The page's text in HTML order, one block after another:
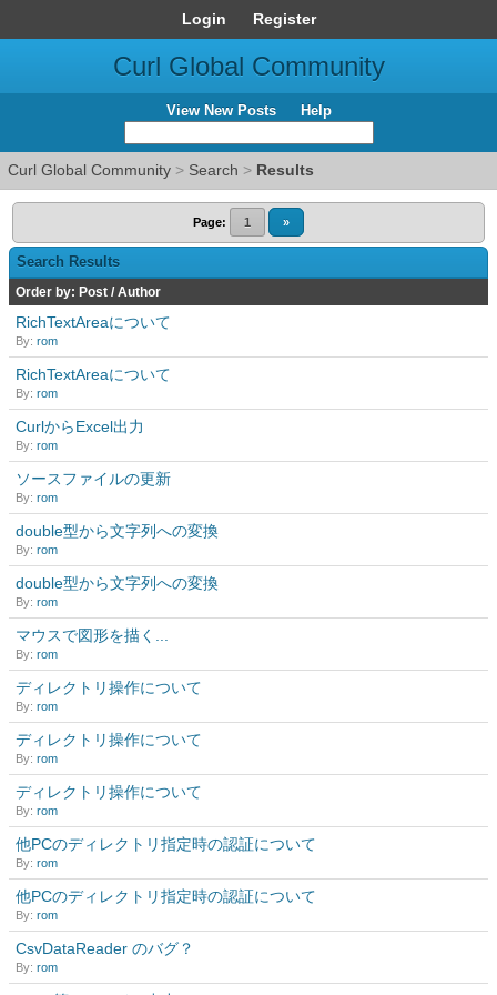
Login Register
Curl Global Community
View New Posts Help
Curl Global Community > Search > Results
Page: 1 »
Search Results
Order by: Post / Author
RichTextAreaについて
By: rom
RichTextAreaについて
By: rom
CurlからExcel出力
By: rom
ソースファイルの更新
By: rom
double型から文字列への変換
By: rom
double型から文字列への変換
By: rom
マウスで図形を描く...
By: rom
ディレクトリ操作について
By: rom
ディレクトリ操作について
By: rom
ディレクトリ操作について
By: rom
他PCのディレクトリ指定時の認証について
By: rom
他PCのディレクトリ指定時の認証について
By: rom
CsvDataReader のバグ？
By: rom